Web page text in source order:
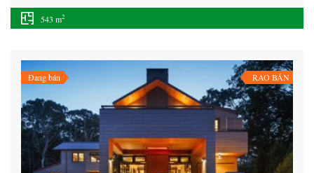
543 m2
Đang bán RAO BÁN